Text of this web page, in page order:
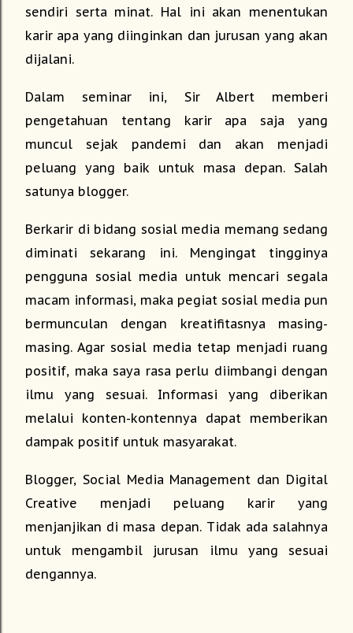
sendiri serta minat. Hal ini akan menentukan
karir apa yang diinginkan dan jurusan yang akan
dijalani.
Dalam seminar ini, Sir Albert memberi
pengetahuan tentang karir apa saja yang
muncul sejak pandemi dan akan menjadi
peluang yang baik untuk masa depan. Salah
satunya blogger.
Berkarir di bidang sosial media memang sedang
diminati sekarang ini. Mengingat tingginya
pengguna sosial media untuk mencari segala
macam informasi, maka pegiat sosial media pun
bermunculan dengan kreatifitasnya masing-
masing. Agar sosial media tetap menjadi ruang
positif, maka saya rasa perlu diimbangi dengan
ilmu yang sesuai. Informasi yang diberikan
melalui konten-kontennya dapat memberikan
dampak positif untuk masyarakat.
Blogger, Social Media Management dan Digital
Creative menjadi peluang karir yang
menjanjikan di masa depan. Tidak ada salahnya
untuk mengambil jurusan ilmu yang sesuai
dengannya.